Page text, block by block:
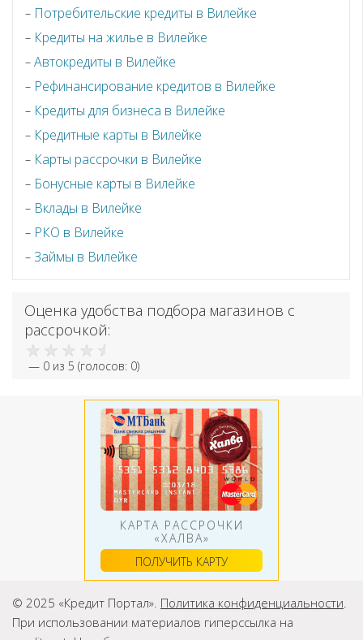
Потребительские кредиты в Вилейке
Кредиты на жилье в Вилейке
Автокредиты в Вилейке
Рефинансирование кредитов в Вилейке
Кредиты для бизнеса в Вилейке
Кредитные карты в Вилейке
Карты рассрочки в Вилейке
Бонусные карты в Вилейке
Вклады в Вилейке
РКО в Вилейке
Займы в Вилейке
Оценка удобства подбора магазинов с
рассрочкой:
— 0 из 5 (голосов: 0)
КАРТА РАССРОЧКИ
«ХАЛВА»
ПОЛУЧИТЬ КАРТУ
© 2025 «Кредит Портал». Политика конфиденциальности.
При использовании материалов гиперссылка на